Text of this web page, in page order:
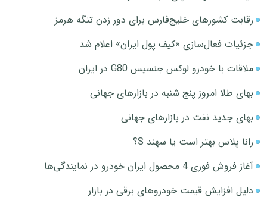
رقابت کشورهای خلیج‌فارس برای دور زدن تنگه هرمز
جزئیات فعال‌سازی «کیف پول ایران» اعلام شد
ملاقات با خودرو لوکس جنسیس G80 در ایران
بهای طلا امروز پنج شنبه در بازارهای جهانی
بهای جدید نفت در بازارهای جهانی
رانا پلاس بهتر است یا سهند S؟
آغاز فروش فوری 4 محصول ایران خودرو در نمایندگی‌ها
دلیل افزایش قیمت خودروهای برقی در بازار